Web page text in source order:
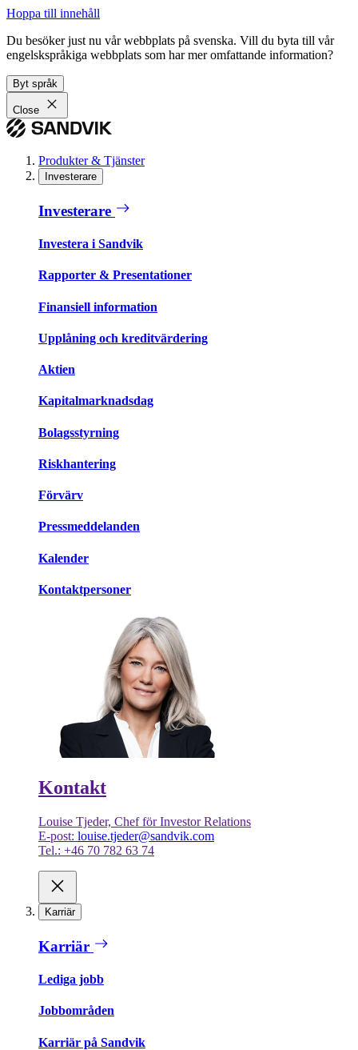
Hoppa till innehåll
Du besöker just nu vår webbplats på svenska. Vill du byta till vår
engelskspråkiga webbplats som har mer omfattande information?
Byt språk
Close
Produkter & Tjänster
Investerare
Investerare
Investera i Sandvik
Rapporter & Presentationer
Finansiell information
Upplåning och kreditvärdering
Aktien
Kapitalmarknadsdag
Bolagsstyrning
Riskhantering
Förvärv
Pressmeddelanden
Kalender
Kontaktpersoner
Kontakt
Louise Tjeder, Chef för Investor Relations
E-post: louise.tjeder@sandvik.com
Tel.: +46 70 782 63 74
Karriär
Karriär
Lediga jobb
Jobbområden
Karriär på Sandvik